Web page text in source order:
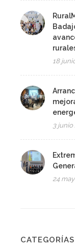
18
3 junio
24
CATEGORÍAS